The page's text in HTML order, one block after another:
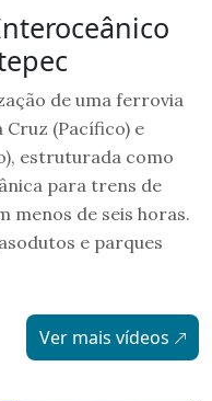
de uma ferrovia
Cruz (Pacífico) e
estruturada como
para trens de
menos de seis horas.
e parques
Ver mais vídeos